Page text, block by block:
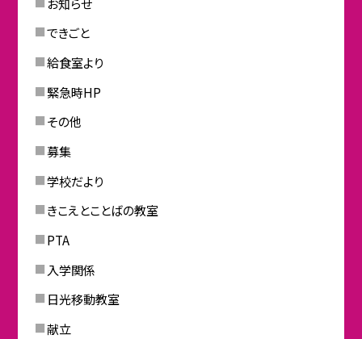
できごと
給食室より
緊急時HP
その他
募集
学校だより
きこえとことばの教室
PTA
入学関係
日光移動教室
献立